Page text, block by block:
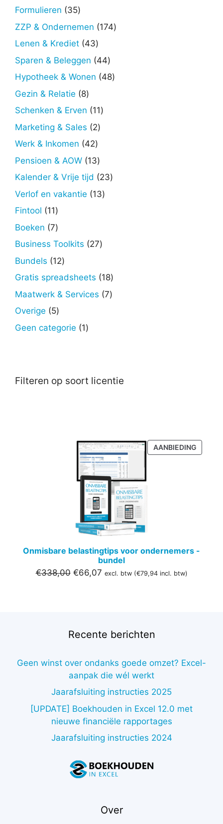
producten
Formulieren 3535
producten
ZZP & Ondernemen 174174
Lenen & Krediet 4343
producten
Sparen & Beleggen 4444
producten
Hypotheek & Wonen 4848
Gezin & Relatie 88
producten
Schenken & Erven 1111
Marketing & Sales 22
Werk & Inkomen 4242
producten
Pensioen & AOW 1313
producten
Kalender & Vrije tijd 2323
Verlof en vakantie 1313
Fintool 1111
producten
Boeken 77
producten
Business Toolkits 2727
Bundels 1212
producten
Gratis spreadsheets 1818
producten
Maatwerk & Services 77
Overige 55
producten
Geen categorie 11
Filteren op soort licentie
AANBIEDING
IN
Onmisbare belastingtips voor ondernemers -
bundel
€338,00 Oorspronkelijke
€66,07Huidige
excl. btw (€79,94incl. btw)
Recente berichten
Geen winst over ondanks goede omzet? Excel-
aanpak die wél werkt
Jaarafsluiting instructies 2025
[UPDATE] Boekhouden in Excel 12.0 met
nieuwe financiële rapportages
Jaarafsluiting instructies 2024
Over